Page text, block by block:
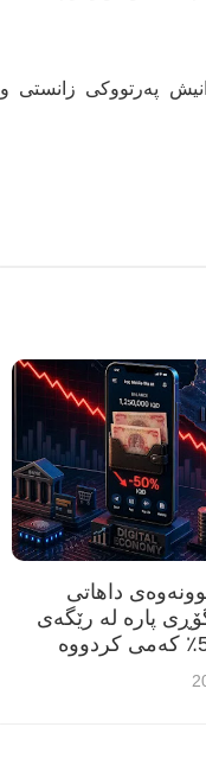
پەرتووکى زانستى و
داهاتی
پارە لە رێگەی